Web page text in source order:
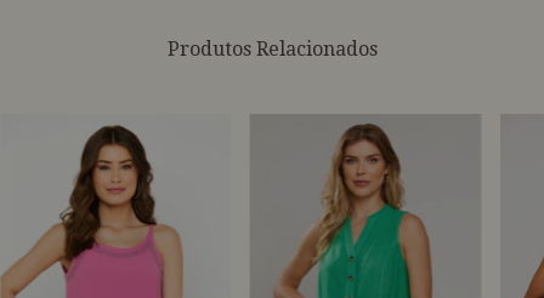
Produtos Relacionados